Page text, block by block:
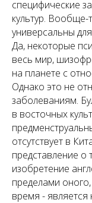
специфические
культур.
универсальны
Да, некоторые
весь мир,
на планете с
Однако это не
заболеваниям.
в восточных
отсутствует в
представление о
изобретение
пределами
время -